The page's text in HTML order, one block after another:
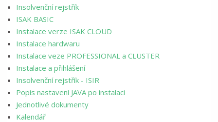
Insolvenční rejstřík
ISAK BASIC
Instalace verze ISAK CLOUD
Instalace hardwaru
Instalace veze PROFESSIONAL a CLUSTER
Instalace a přihlášení
Insolvenční rejstřík - ISIR
Popis nastavení JAVA po instalaci
Jednotlivé dokumenty
Kalendář